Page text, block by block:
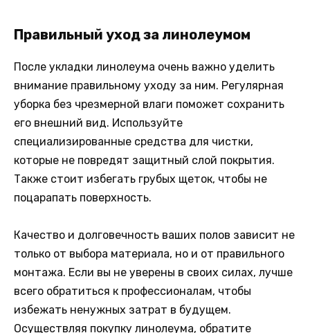
Правильный уход за линолеумом
После укладки линолеума очень важно уделить
внимание правильному уходу за ним. Регулярная
уборка без чрезмерной влаги поможет сохранить
его внешний вид. Используйте
специализированные средства для чистки,
которые не повредят защитный слой покрытия.
Также стоит избегать грубых щеток, чтобы не
поцарапать поверхность.
Качество и долговечность ваших полов зависит не
только от выбора материала, но и от правильного
монтажа. Если вы не уверены в своих силах, лучше
всего обратиться к профессионалам, чтобы
избежать ненужных затрат в будущем.
Осуществляя покупку линолеума, обратите